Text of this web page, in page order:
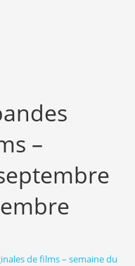
–
de films – semaine du